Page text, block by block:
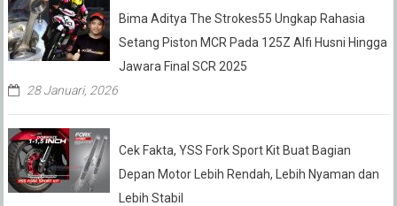
Bima Aditya The Strokes55 Ungkap Rahasia
Setang Piston MCR Pada 125Z Alfi Husni Hingga
Jawara Final SCR 2025
28 Januari, 2026
Cek Fakta, YSS Fork Sport Kit Buat Bagian
Depan Motor Lebih Rendah, Lebih Nyaman dan
Lebih Stabil